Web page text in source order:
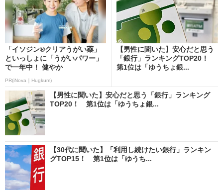
「イソジン®クリアうがい薬」
といっしょに「うがいパワー」
で一年中！ 健やか
PR(iNova｜Hugkum)
【男性に聞いた】安心だと思う
「銀行」ランキングTOP20！
第1位は「ゆうちょ銀...
【男性に聞いた】安心だと思う「銀行」ランキング
TOP20！ 第1位は「ゆうちょ銀...
【30代に聞いた】「利用し続けたい銀行」ランキン
グTOP15！ 第1位は「ゆうち...